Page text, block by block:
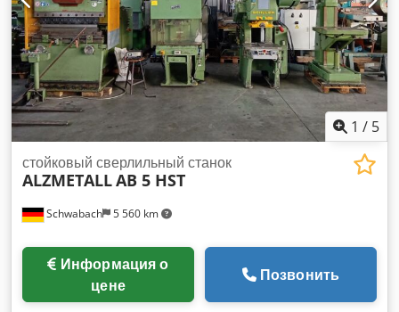
1 / 5
Schwabach 5 560 km
стойковый сверлильный станок
ALZMETALLAB 5 HST
цене
Позвонить